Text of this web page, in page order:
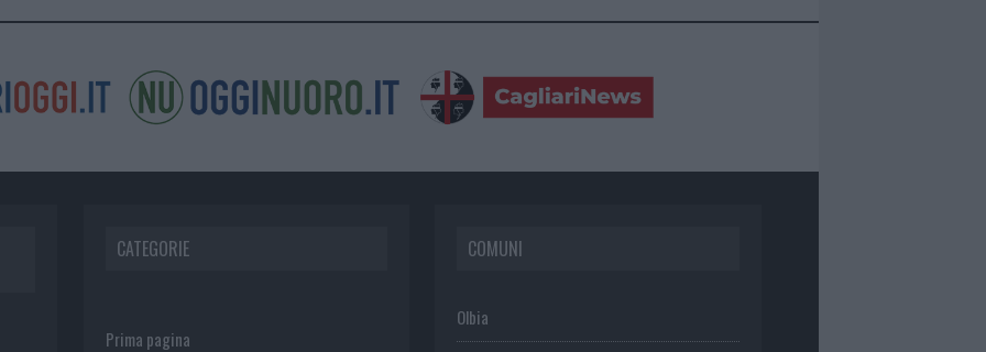
CATEGORIE
Prima pagina
COMUNI
Olbia